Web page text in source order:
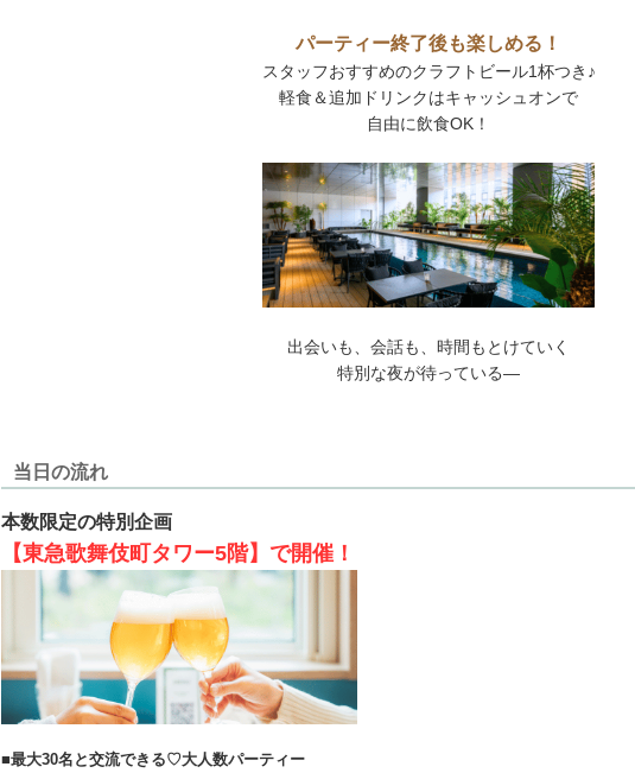
パーティー終了後も楽しめる！
スタッフおすすめのクラフトビール1杯つき♪
軽食＆追加ドリンクはキャッシュオンで
自由に飲食OK！
出会いも、会話も、時間もとけていく
特別な夜が待っている―
当日の流れ
本数限定の特別企画
【東急歌舞伎町タワー5階】で開催！
■最大30名と交流できる♡大人数パーティー